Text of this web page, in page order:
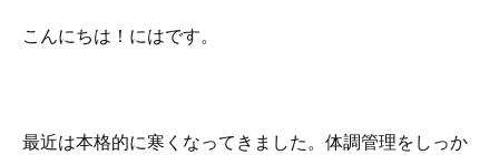
キ
こんにちは！にはです。
最近は本格的に寒くなってきました。体調管理をしっか